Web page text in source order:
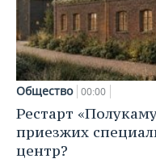
Общество 00:00
Рестарт
приезжих
центр?